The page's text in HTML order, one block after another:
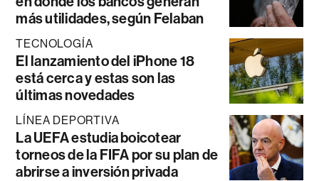
más utilidades, según Felaban
TECNOLOGÍA
El lanzamiento del iPhone 18
está cerca y estas son las
últimas novedades
LÍNEA DEPORTIVA
La UEFA estudia boicotear
torneos de la FIFA por su plan de
abrirse a inversión privada